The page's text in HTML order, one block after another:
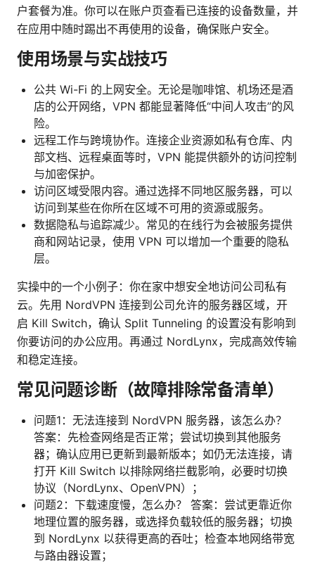
户套餐为准。你可以在账户页查看已连接的设备数量，并
在应用中随时踢出不再使用的设备，确保账户安全。
使用场景与实战技巧
公共 Wi-Fi 的上网安全。无论是咖啡馆、机场还是酒
店的公开网络，VPN 都能显著降低“中间人攻击”的风
险。
远程工作与跨境协作。连接企业资源如私有仓库、内
部文档、远程桌面等时，VPN 能提供额外的访问控制
与加密保护。
访问区域受限内容。通过选择不同地区服务器，可以
访问到某些在你所在区域不可用的资源或服务。
数据隐私与追踪减少。常见的在线行为会被服务提供
商和网站记录，使用 VPN 可以增加一个重要的隐私
层。
实操中的一个小例子：你在家中想安全地访问公司私有
云。先用 NordVPN 连接到公司允许的服务器区域，开
启 Kill Switch，确认 Split Tunneling 的设置没有影响到
你要访问的办公应用。再通过 NordLynx，完成高效传输
和稳定连接。
常见问题诊断（故障排除常备清单）
问题1：无法连接到 NordVPN 服务器，该怎么办？
答案：先检查网络是否正常；尝试切换到其他服务
器；确认应用已更新到最新版本；如仍无法连接，请
打开 Kill Switch 以排除网络拦截影响，必要时切换
协议（NordLynx、OpenVPN）；
问题2：下载速度慢，怎么办？ 答案：尝试更靠近你
地理位置的服务器，或选择负载较低的服务器；切换
到 NordLynx 以获得更高的吞吐；检查本地网络带宽
与路由器设置；